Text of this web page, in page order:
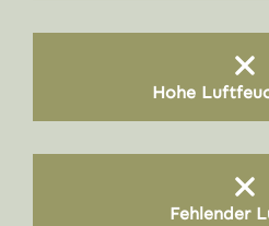
Hohe
Fehlender